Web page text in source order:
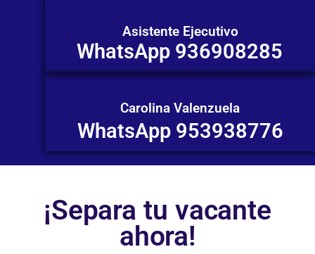
Asistente Ejecutivo
WhatsApp 936908285
Carolina Valenzuela
WhatsApp 953938776
¡Separa tu vacante
ahora!